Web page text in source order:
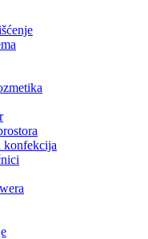
konfekcija